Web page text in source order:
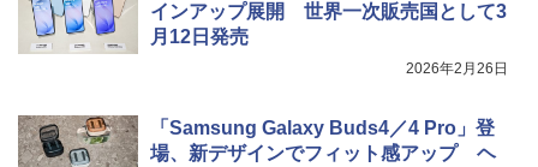
インアップ展開 世界一次販売国として3
月12日発売
2026年2月26日
「Samsung Galaxy Buds4／4 Pro」登
場、新デザインでフィット感アップ ヘ